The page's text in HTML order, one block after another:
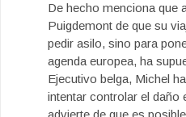
De hecho menciona que
Puigdemont de que su
pedir asilo, sino para
agenda europea, ha
Ejecutivo belga, Michel
intentar controlar el daño
advierte de que es